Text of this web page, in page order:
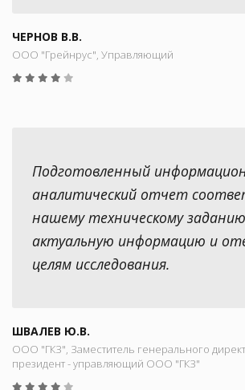
ЧЕРНОВ В.В.
ООО "Грейнрус", Управляющий
Подготовленный
аналитический отчет
нашему техническому
актуальную информацию и
целям исследования.
ШВАЛЕВ Ю.В.
ООО "ГКЗ", Заместитель генерального
президент - управляющий ООО "ГКЗ"